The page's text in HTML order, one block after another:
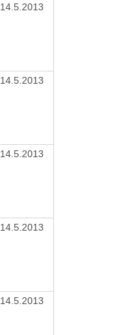
14.5.2013
14.5.2013
14.5.2013
14.5.2013
14.5.2013